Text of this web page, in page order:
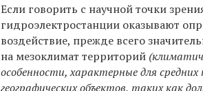
Если говорить с научной точки
гидроэлектростанции оказывают
воздействие, прежде всего
на мезоклимат территорий
особенности, характерные для средних
географических объектов, таких как